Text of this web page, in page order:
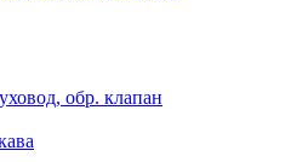
обр. клапан